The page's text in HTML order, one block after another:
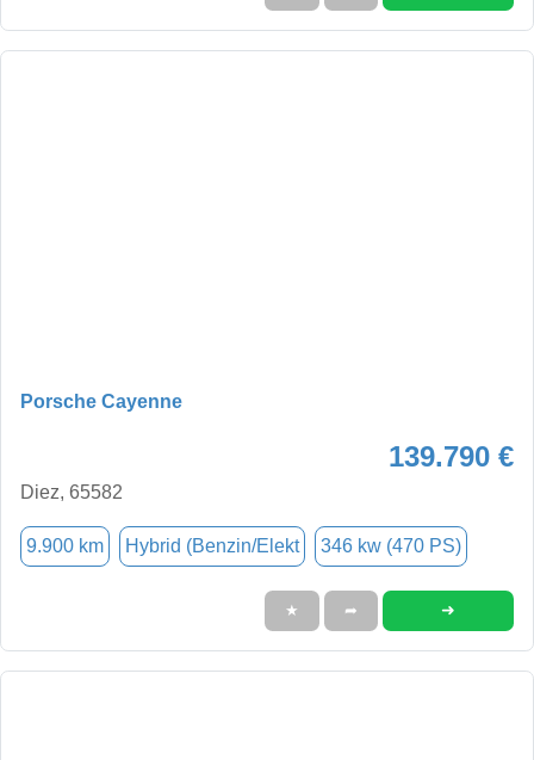
Porsche Cayenne
139.790 €
Diez, 65582
9.900 km Hybrid (Benzin/Elekt 346 kw (470 PS)
★ ➦ ➜